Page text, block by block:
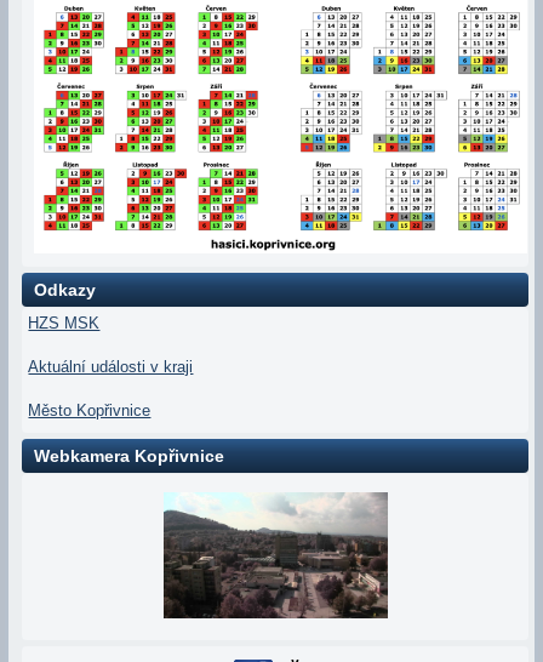
Odkazy
HZS MSK
Aktuální události v kraji
Město Kopřivnice
Webkamera Kopřivnice